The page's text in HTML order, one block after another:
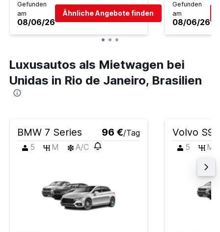
Gefunden
am
08/06/26
Ähnliche Angebote finden
Gefunden
am
08/06/26
Luxusautos als Mietwagen bei
Unidas in Rio de Janeiro, Brasilien
BMW 7 Series 96 €/Tag
5
M A/C
Volvo S90
5 M